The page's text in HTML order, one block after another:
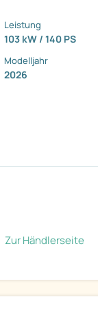
Leistung
103 kW / 140 PS
Modelljahr
2026
Zur Händlerseite